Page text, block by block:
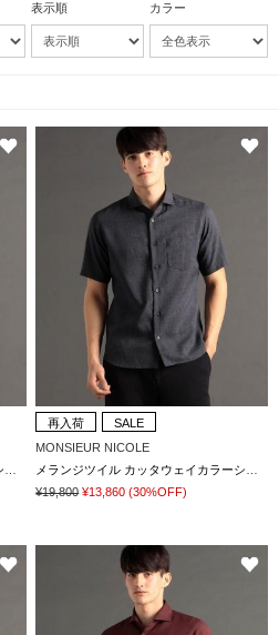
表示順 カラー
再入荷
SALE
MONSIEUR NICOLE
¥19,800 ¥13,860 (30%OFF)